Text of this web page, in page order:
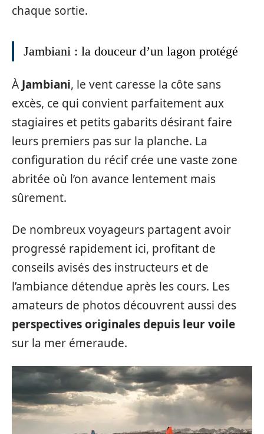
chaque sortie.
Jambiani : la douceur d’un lagon protégé
À Jambiani, le vent caresse la côte sans
excès, ce qui convient parfaitement aux
stagiaires et petits gabarits désirant faire
leurs premiers pas sur la planche. La
configuration du récif crée une vaste zone
abritée où l’on avance lentement mais
sûrement.
De nombreux voyageurs partagent avoir
progressé rapidement ici, profitant de
conseils avisés des instructeurs et de
l’ambiance détendue après les cours. Les
amateurs de photos découvrent aussi des
perspectives originales depuis leur voile
sur la mer émeraude.